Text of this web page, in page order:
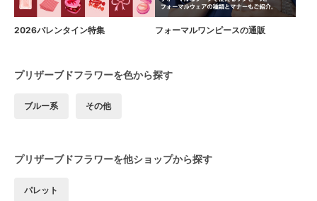
2026バレンタイン特集 フォーマルワンピースの通販
プリザーブドフラワーを色から探す
ブルー系 その他
プリザーブドフラワーを他ショップから探す
パレット